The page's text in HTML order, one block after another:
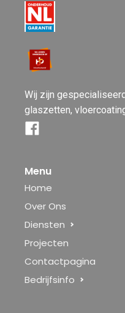
Wij zijn
glaszetten,
Menu
Home
Over Ons
Diensten
Projecten
Contactpagina
Bedrijfsinfo